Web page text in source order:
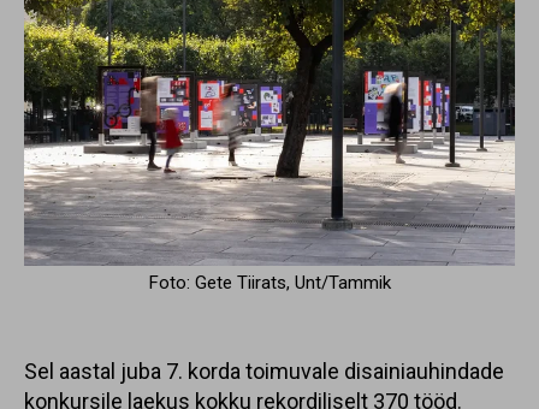
Foto: Gete Tiirats, Unt/Tammik
Sel aastal juba 7. korda toimuvale disainiauhindade
konkursile laekus kokku rekordiliselt 370 tööd.